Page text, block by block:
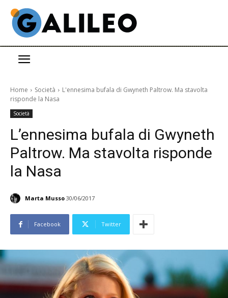
Home Società
L'ennesima bufala di Gwyneth Paltrow. Ma stavolta
risponde la Nasa
Società
L’ennesima bufala di Gwyneth
Paltrow. Ma stavolta risponde
la Nasa
Marta Musso 30/06/2017
Facebook Twitter